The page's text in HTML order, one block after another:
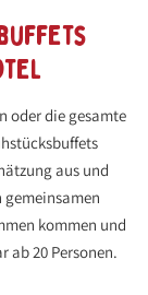
oder die gesamte
aus und
gemeinsamen
kommen und
ab 20 Personen.